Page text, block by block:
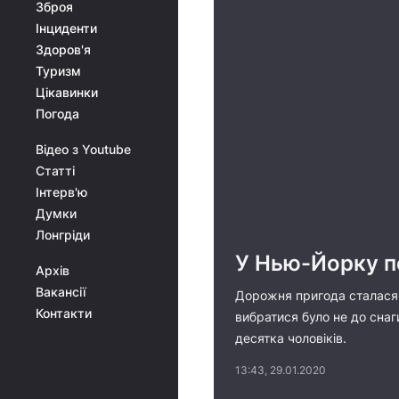
Зброя
Інциденти
Здоров'я
Туризм
Цікавинки
Погода
Відео з Youtube
Статті
Інтерв'ю
Думки
Лонгріди
Архів
Вакансії
Контакти
У Нью-Йорку
Дорожня пригода сталася
вибратися було не до
десятка чоловіків.
13:43, 29.01.2020